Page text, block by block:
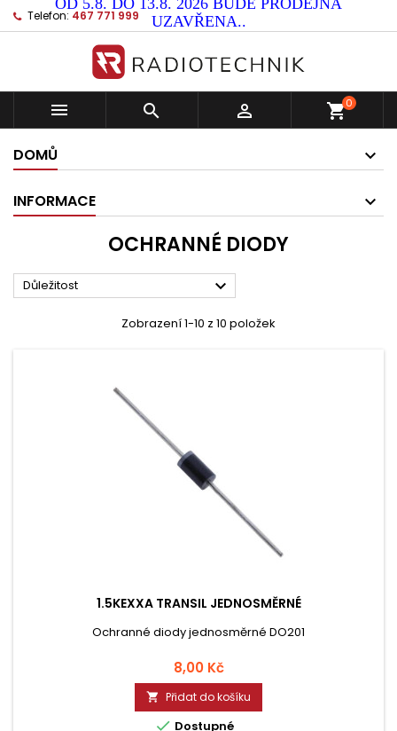
OD 5.8. DO 13.8. 2026 BUDE PRODEJNA
UZAVŘENA..
Telefon: 467 771 999
   shopping_cart0
DOMŮ
INFORMACE
OCHRANNÉ DIODY
Důležitost 
Zobrazení 1-10 z 10 položek
1.5KEXXA TRANSIL JEDNOSMĚRNÉ
Ochranné diody jednosměrné DO201
Cena
8,00 Kč
 Přidat do košíku
 Dostupné